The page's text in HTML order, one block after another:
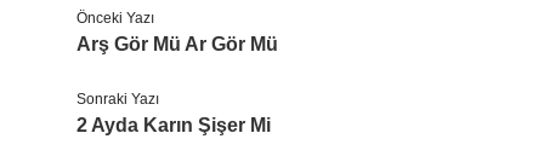
Önceki Yazı
Arş Gör Mü Ar Gör Mü
Sonraki Yazı
2 Ayda Karın Şişer Mi